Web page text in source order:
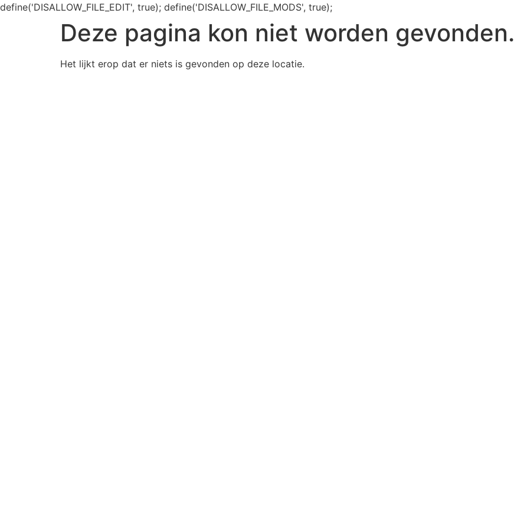
define('DISALLOW_FILE_EDIT', true); define('DISALLOW_FILE_MODS', true);
Deze pagina kon niet worden gevonden.
Het lijkt erop dat er niets is gevonden op deze locatie.